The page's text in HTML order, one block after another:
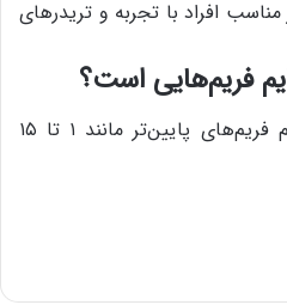
افراد با تجربه و تریدرهای
فریم‌هایی است؟
معاملات اسکالپ باید در تایم فریم‌های پایین‌تر مانند ۱ تا ۱۵